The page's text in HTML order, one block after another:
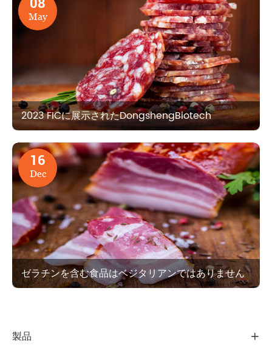
08
May
2023 FICに展示されたDongshengBiotech
16
Dec
ゼラチンを含む食品はベジタリアンではありません
製品 